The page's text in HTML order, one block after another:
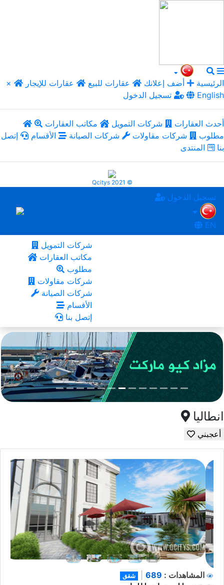
× الرئيسية أضف إعلانك عقارات للبيع
عقارات للإيجار
تسجيل الدخول
English
أحدث العقارات شركات التمويل
مكاتب العقارات
مطلوب
شركات مقاولات شركات الصيانة الأقسام
إتصل
بنا
المنتدى
Qcitys 2021 ©
تسجيل الدخول
EN
شركات التمويل
مكاتب العقارات
مطلوب
شركات مقاولات
شركات الصيانة
الأقسام
إتصل بنا